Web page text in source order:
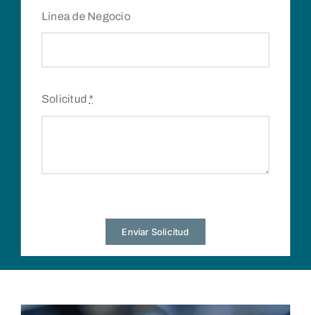
Linea de Negocio
Solicitud *
Enviar Solicitud